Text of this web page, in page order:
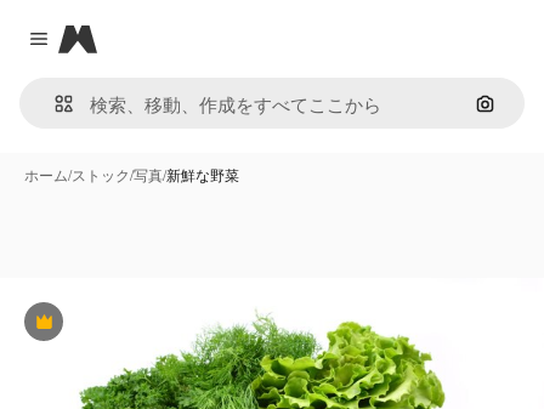
Close menu
Magnific
画像で
ホーム/ストック/写真/新鮮な野菜
Premium